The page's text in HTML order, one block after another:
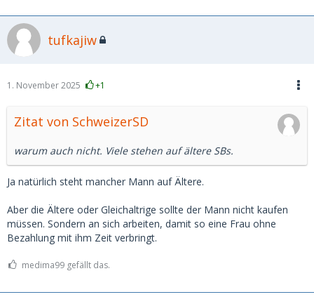
tufkajiw
1. November 2025 +1
Zitat von SchweizerSD
warum auch nicht. Viele stehen auf ältere SBs.
Ja natürlich steht mancher Mann auf Ältere.
Aber die Ältere oder Gleichaltrige sollte der Mann nicht kaufen
müssen. Sondern an sich arbeiten, damit so eine Frau ohne
Bezahlung mit ihm Zeit verbringt.
medima99 gefällt das.